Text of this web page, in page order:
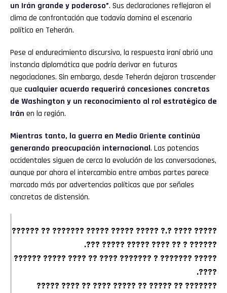
un Irán grande y poderoso”. Sus declaraciones reflejaron el
clima de confrontación que todavía domina el escenario
político en Teherán.
Pese al endurecimiento discursivo, la respuesta iraní abrió una
instancia diplomática que podría derivar en futuras
negociaciones. Sin embargo, desde Teherán dejaron trascender
que cualquier acuerdo requerirá concesiones concretas
de Washington y un reconocimiento al rol estratégico de
Irán en la región.
Mientras tanto, la guerra en Medio Oriente continúa
generando preocupación internacional. Las potencias
occidentales siguen de cerca la evolución de las conversaciones,
aunque por ahora el intercambio entre ambas partes parece
marcado más por advertencias políticas que por señales
concretas de distensión.
????? ???? ?.? ????? ????? ????? ??????? ?? ??????
?????? ? ?? ???? ????? ????? ???.
????? ??????? ? ??????? ???? ?? ???? ????? ??????
????.
??????? ?? ????? ?? ????? ???? ?? ???? ?????